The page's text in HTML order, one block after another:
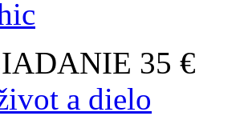
35 €
a dielo